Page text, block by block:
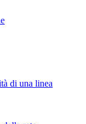
di una linea